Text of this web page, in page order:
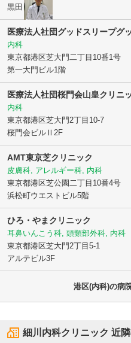
黒田ビル2階
医療法人社団グッドスリープグ
内科
東京都港区芝大門二丁目10番1号
第一大門ビル1階
医療法人社団桜門会山皇クリニ
内科
東京都港区芝大門2丁目10-7
桜門会ビルⅡ2F
AMT東京芝クリニック
皮膚科, アレルギー科, 内科
東京都港区芝公園二丁目10番4号
浜松町ウエストビル5階
ひろ・やまクリニック
耳鼻いんこう科, 頭頸部外科, 内科
東京都港区芝大門2丁目5-1
アルテビル3F
港区(内科)の病
細川内科クリニック 近